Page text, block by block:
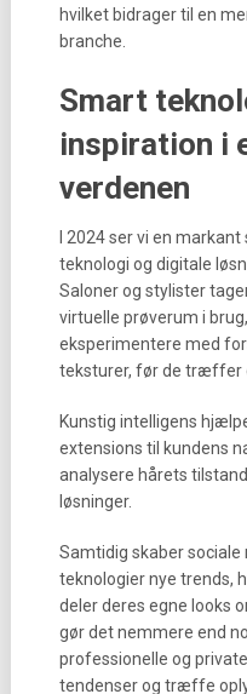
hvilket bidrager til en
branche.
Smart
inspiration i
verdenen
I 2024 ser vi en
teknologi og digitale
Saloner og stylister
virtuelle prøverum i
eksperimentere med
teksturer, før de træffer
Kunstig intelligens
extensions til kundens
analysere hårets
løsninger.
Samtidig skaber
teknologier nye trends,
deler deres egne looks
gør det nemmere end
professionelle og
tendenser og træffe